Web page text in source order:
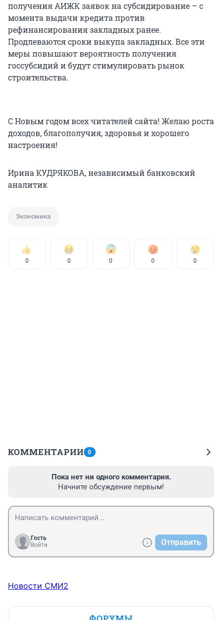
получения АИЖК заявок на субсидирование – с
момента выдачи кредита против
рефинансирования закладных ранее.
Продлеваются сроки выкупа закладных. Все эти
меры повышают вероятность получения
госсубсидий и будут стимулировать рынок
строительства.
С Новым годом всех читателей сайта! Желаю роста
доходов, благополучия, здоровья и хорошего
настроения!
Ирина КУДРЯКОВА, независимый банковский
аналитик
Экономика
0 0 0 0 0
КОММЕНТАРИИ 0
Пока нет ни одного комментария.
Начните обсуждение первым!
Гость
Войти
Отправить
Новости СМИ2